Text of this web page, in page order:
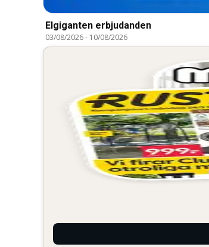
Elgiganten erbjudanden
03/08/2026- 10/08/2026